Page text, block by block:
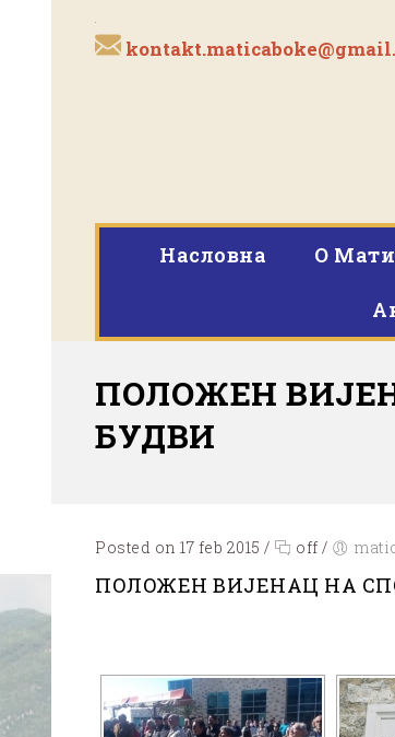
Насловна O
ПОЛОЖЕН
БУДВИ
Posted on 17 feb 2015 / off /
ПОЛОЖЕН ВИЈЕНАЦ НА